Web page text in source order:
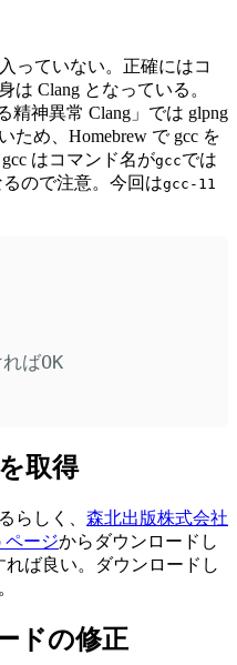
っていない。正確にはコ
は Clang となっている。
精神異常 Clang」では glpng
ため、Homebrew で gcc を
はコマンド名がgccでは
るので注意。今回はgcc-11
ばOK
取得
らしく、 森北出版株式会社
ページからダウンロードし
れば良い。ダウンロードし
ドの修正